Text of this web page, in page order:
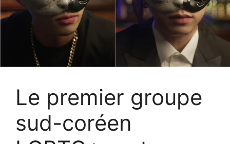
Le premier groupe
sud-coréen